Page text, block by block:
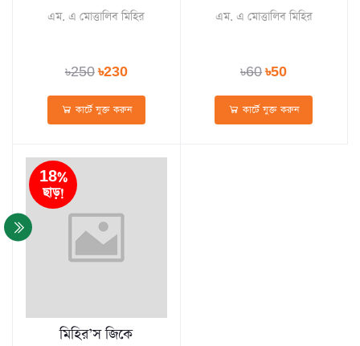
সাধারণ জ্ঞান
এম. এ মোত্তালিব মিহির
৳250৳230
কার্টে যুক্ত করুন
২০২৪ – ১৫ জুন,
এম. এ মোত্তালিব মিহির
৳60৳50
কার্টে যুক্ত করুন
18%
ছাড়!
মিহির’স জিকে